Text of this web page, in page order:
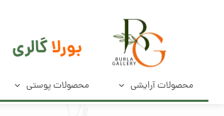
بورلاگالری
محصولات آرایشی محصولات پوستی